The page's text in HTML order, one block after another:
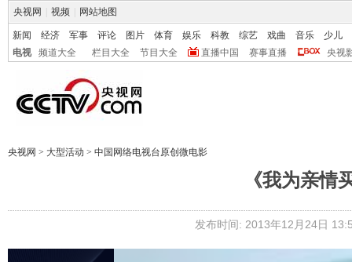
央视网 视频 网站地图
新闻 经济 军事 评论 图片 体育 娱乐 科教 综艺 戏曲 音乐
少儿
电视
频道大全 栏目大全 节目大全 直播中国 赛事直播 央视
央视网 > 大型活动 > 中国网络电视台原创微电影
《我为亲情
发布时间: 2013年12月24日